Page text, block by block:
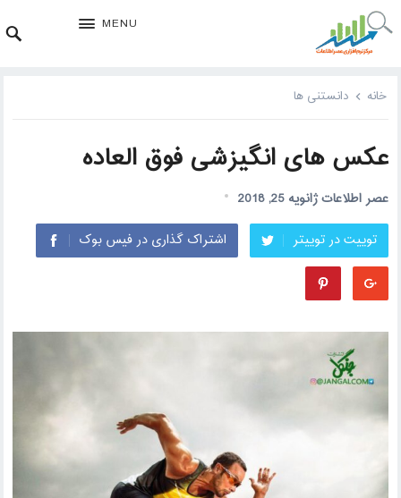
MENU
خانه دانستنی ها
عکس های انگیزشی فوق العاده
عصر اطلاعاتژانویه 25, 2018
توییت در توییتر
اشتراک گذاری در فیس بوک